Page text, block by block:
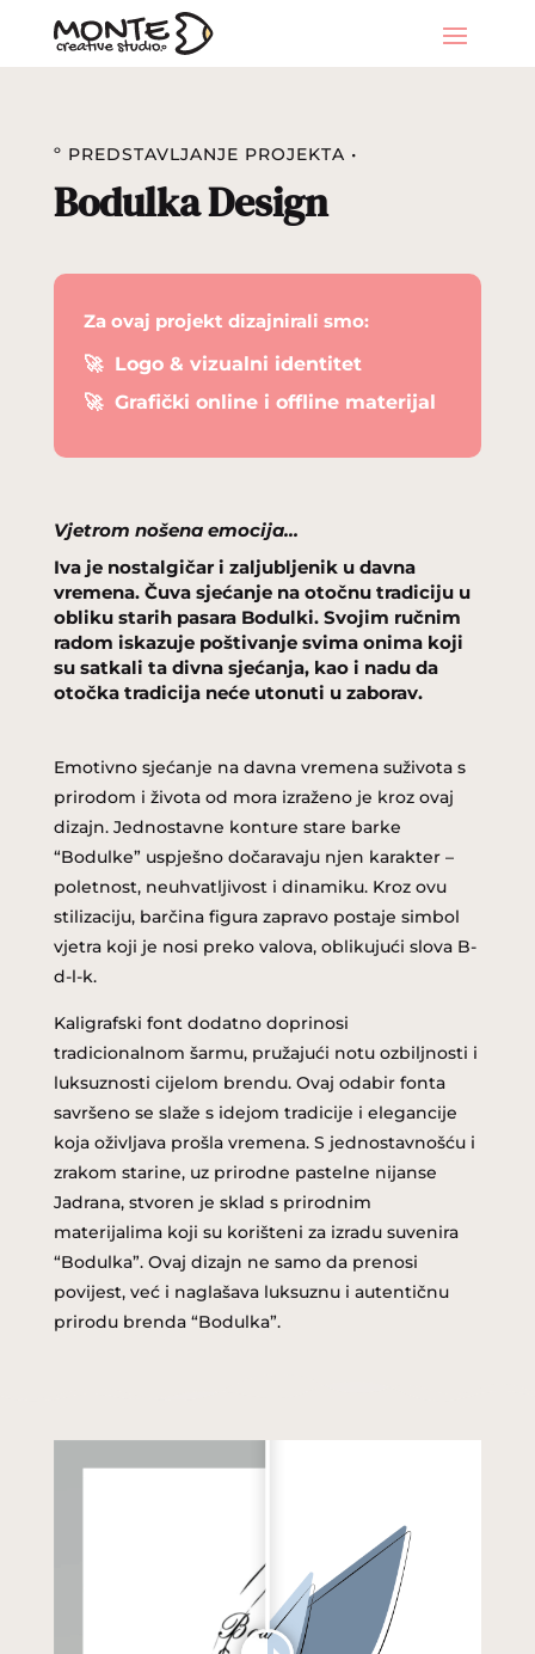
º PREDSTAVLJANJE PROJEKTA •
Bodulka Design
Za ovaj projekt dizajnirali smo:
🚀 Logo & vizualni identitet
🚀 Grafički online i offline materijal
Vjetrom nošena emocija…
Iva je nostalgičar i zaljubljenik u davna
vremena. Čuva sjećanje na otočnu tradiciju u
obliku starih pasara Bodulki. Svojim ručnim
radom iskazuje poštivanje svima onima koji
su satkali ta divna sjećanja, kao i nadu da
otočka tradicija neće utonuti u zaborav.
Emotivno sjećanje na davna vremena suživota s
prirodom i života od mora izraženo je kroz ovaj
dizajn. Jednostavne konture stare barke
“Bodulke” uspješno dočaravaju njen karakter –
poletnost, neuhvatljivost i dinamiku. Kroz ovu
stilizaciju, barčina figura zapravo postaje simbol
vjetra koji je nosi preko valova, oblikujući slova B-
d-l-k.
Kaligrafski font dodatno doprinosi
tradicionalnom šarmu, pružajući notu ozbiljnosti i
luksuznosti cijelom brendu. Ovaj odabir fonta
savršeno se slaže s idejom tradicije i elegancije
koja oživljava prošla vremena. S jednostavnošću i
zrakom starine, uz prirodne pastelne nijanse
Jadrana, stvoren je sklad s prirodnim
materijalima koji su korišteni za izradu suvenira
“Bodulka”. Ovaj dizajn ne samo da prenosi
povijest, već i naglašava luksuznu i autentičnu
prirodu brenda “Bodulka”.